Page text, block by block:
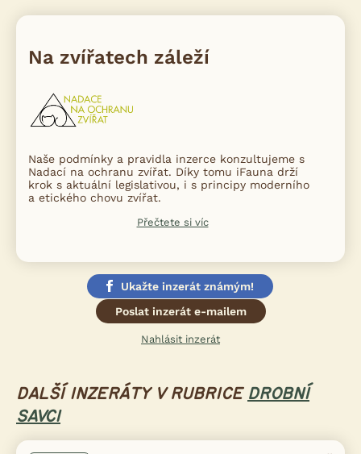
Na zvířatech záleží
Naše podmínky a pravidla inzerce konzultujeme s
Nadací na ochranu zvířat. Díky tomu iFauna drží
krok s aktuální legislativou, i s principy moderního
a etického chovu zvířat.
Přečtete si víc
Ukažte inzerát známým!
Poslat inzerát e-mailem
Nahlásit inzerát
DALŠÍ INZERÁTY V RUBRICE DROBNÍ
SAVCI